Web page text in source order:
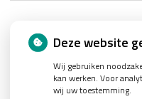
Nieuws
Let op: valse Infomedics-
Tanden bleken? Laat het
Deze website
Wij gebruiken
kan werken. Voor
wij uw toestemming.